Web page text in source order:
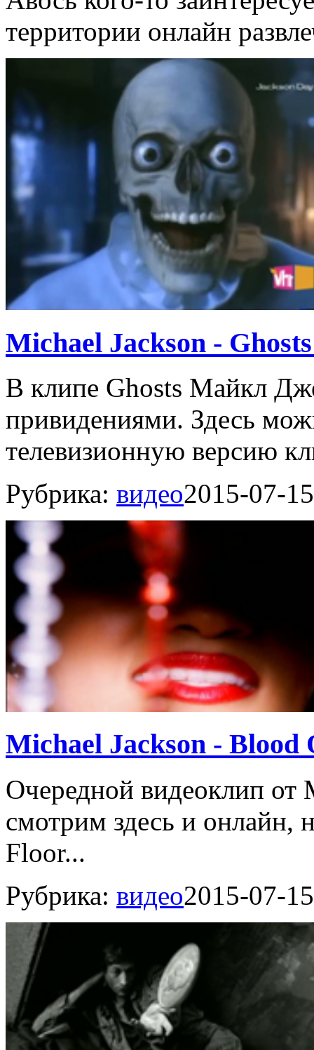
территории онлайн
Michael Jackson -
В клипе Ghosts Майкл
привидениями. Здесь
телевизионную версию
Рубрика: видео2015-07-15
Michael Jackson - Blood
Очередной видеоклип
смотрим здесь и онлайн,
Floor...
Рубрика: видео2015-07-15